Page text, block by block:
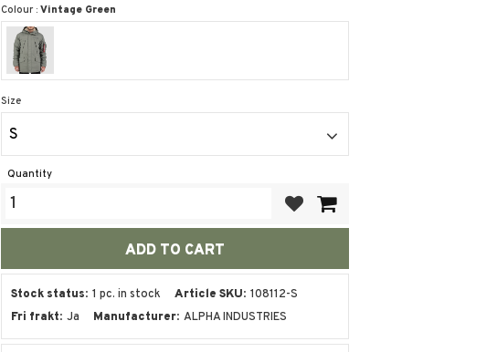
Colour :Vintage Green
Size
S
Quantity
Stock status 1 pc. in stock Article SKU 108112-S
Fri frakt Ja Manufacturer ALPHA INDUSTRIES